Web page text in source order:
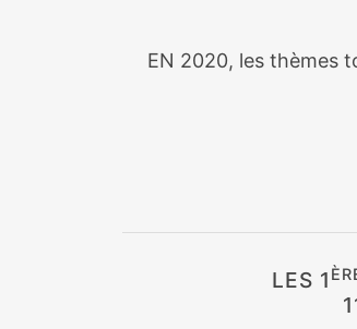
EN 2020, les thèmes
LES 1